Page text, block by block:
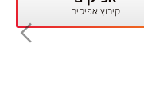
קיבוץ אפיקים